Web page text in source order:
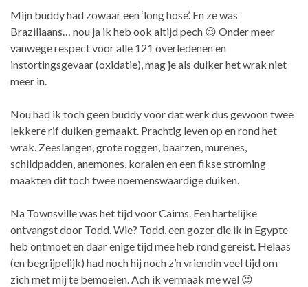
Mijn buddy had zowaar een ‘long hose’. En ze was
Braziliaans… nou ja ik heb ook altijd pech 😉 Onder meer
vanwege respect voor alle 121 overledenen en
instortingsgevaar (oxidatie), mag je als duiker het wrak niet
meer in.
Nou had ik toch geen buddy voor dat werk dus gewoon twee
lekkere rif duiken gemaakt. Prachtig leven op en rond het
wrak. Zeeslangen, grote roggen, baarzen, murenes,
schildpadden, anemones, koralen en een fikse stroming
maakten dit toch twee noemenswaardige duiken.
Na Townsville was het tijd voor Cairns. Een hartelijke
ontvangst door Todd. Wie? Todd, een gozer die ik in Egypte
heb ontmoet en daar enige tijd mee heb rond gereist. Helaas
(en begrijpelijk) had noch hij noch z’n vriendin veel tijd om
zich met mij te bemoeien. Ach ik vermaak me wel 😉